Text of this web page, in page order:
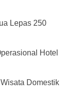
Lepas 250
Hotel
Domestik